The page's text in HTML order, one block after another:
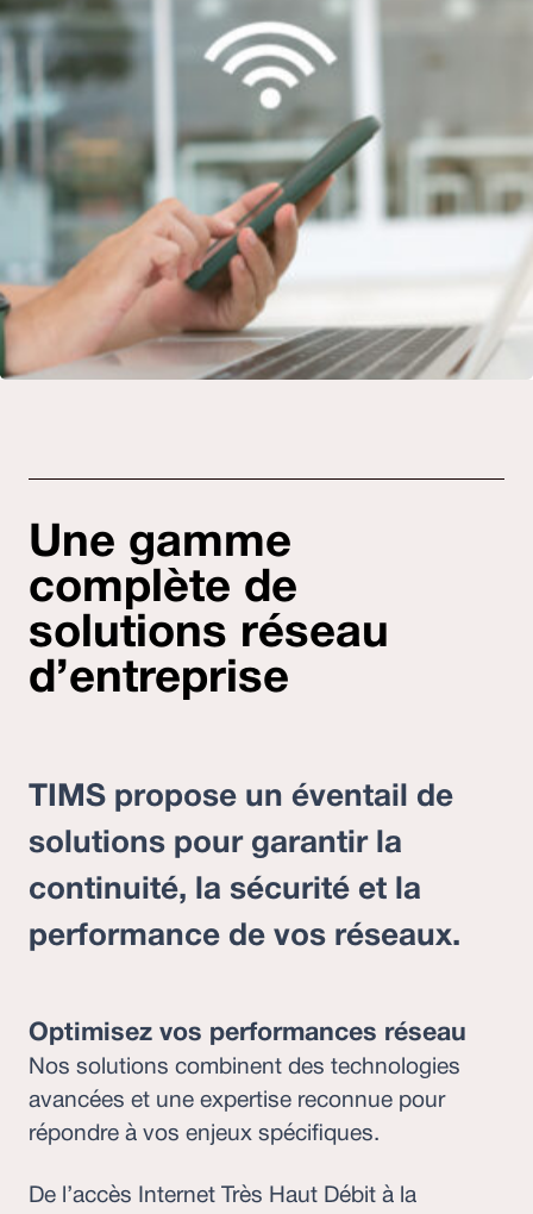
Une gamme
complète de
solutions réseau
d’entreprise
TIMS propose un éventail de
solutions pour garantir la
continuité, la sécurité et la
performance de vos réseaux.
Optimisez vos performances réseau
Nos solutions combinent des technologies
avancées et une expertise reconnue pour
répondre à vos enjeux spécifiques.
De l’accès Internet Très Haut Débit à la